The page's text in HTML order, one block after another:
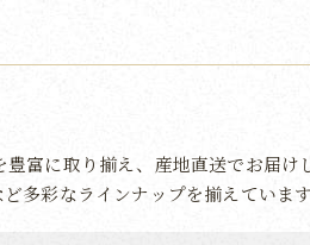
富に取り揃え、産地直送でお届
多彩なラインナップを揃えています